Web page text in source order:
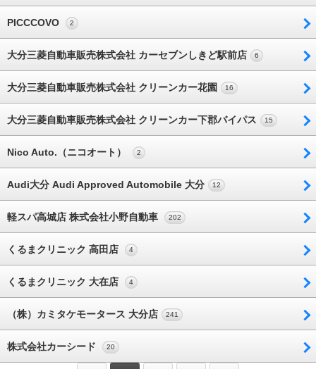
PICCCOVO 2
大分三菱自動車販売株式会社 カーセブンしきど駅前店 6
大分三菱自動車販売株式会社 クリーンカー花園 16
大分三菱自動車販売株式会社 クリーンカー下郡バイパス 15
Nico Auto.（ニコオート） 2
Audi大分 Audi Approved Automobile 大分 12
軽スパ高城店 株式会社小野自動車 202
くるまクリニック 高田店 4
くるまクリニック 大在店 4
（株）カミタケモータース 大分店 241
株式会社カーシード 20